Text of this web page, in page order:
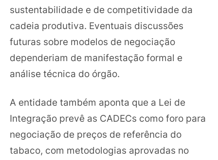
sustentabilidade e de competitividade da
cadeia produtiva. Eventuais discussões
futuras sobre modelos de negociação
dependeriam de manifestação formal e
análise técnica do órgão.
A entidade também aponta que a Lei de
Integração prevê as CADECs como foro para
negociação de preços de referência do
tabaco, com metodologias aprovadas no